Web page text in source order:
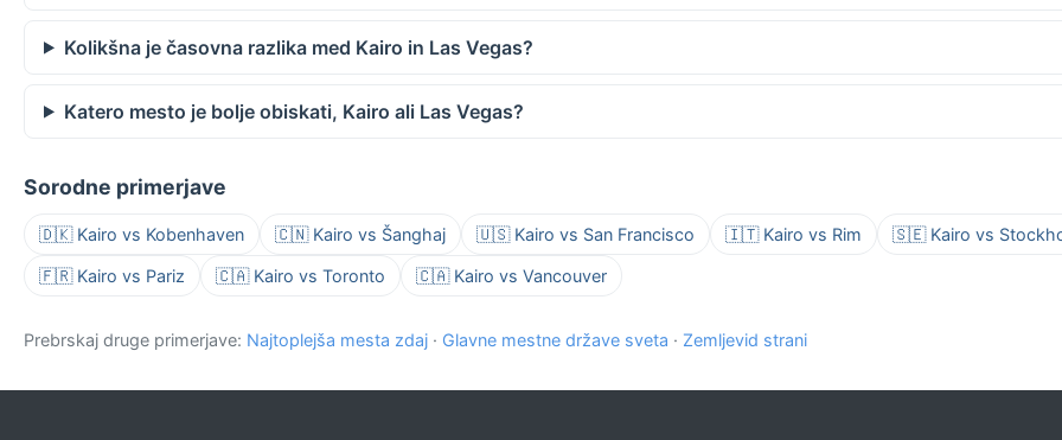
Kolikšna je časovna razlika med Kairo in Las Vegas?
Katero mesto je bolje obiskati, Kairo ali Las Vegas?
Sorodne primerjave
🇩🇰 Kairo vs Kobenhaven 🇨🇳 Kairo vs Šanghaj 🇺🇸 Kairo vs San Francisco 🇮🇹 Kairo vs Rim 🇸🇪 Kairo vs
🇫🇷 Kairo vs Pariz 🇨🇦 Kairo vs Toronto 🇨🇦 Kairo vs Vancouver
Prebrskaj druge primerjave: Najtoplejša mesta zdaj · Glavne mestne države sveta · Zemljevid strani